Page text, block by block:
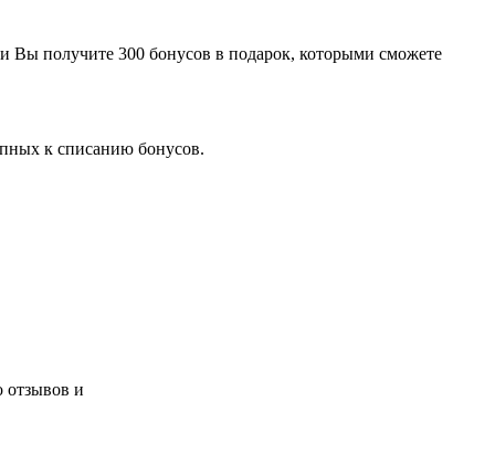
Вы получите 300 бонусов в подарок, которыми сможете
к списанию бонусов.
отзывов и